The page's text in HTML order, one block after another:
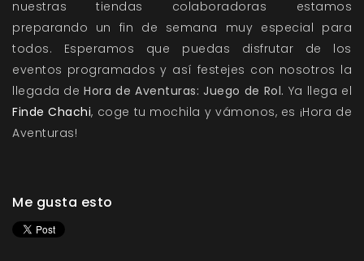
nuestras tiendas colaboradoras estamos
preparando un fin de semana muy especial para
todos. Esperamos que puedas disfrutar de los
eventos programados y así festejes con nosotros la
llegada deHora de Aventuras: Juego de Rol. Ya llega el
Finde Chachi, coge tu mochila y vámonos, es ¡Hora de
Aventuras!
Me gusta esto